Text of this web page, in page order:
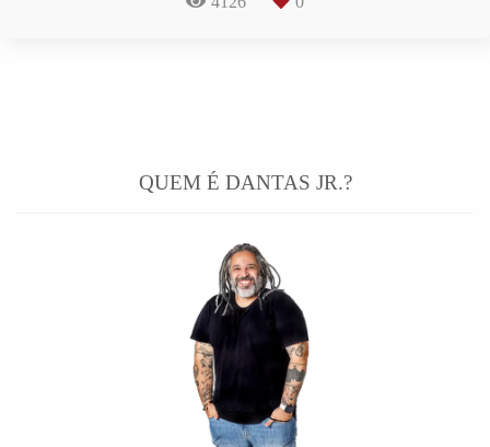
QUEM É DANTAS JR.?